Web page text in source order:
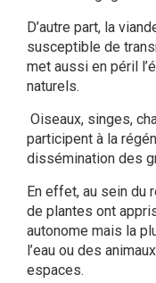
D’autre part, la
susceptible de
met aussi en péril
naturels.
Oiseaux, singes,
participent à la
dissémination des
En effet, au sein du
de plantes ont
autonome mais la
l’eau ou des
espaces.